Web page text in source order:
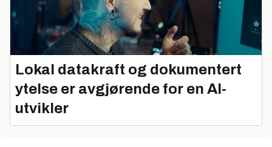
Lokal datakraft og dokumentert
ytelse er avgjørende for en AI-
utvikler